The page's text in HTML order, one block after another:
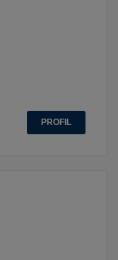
PROFIL